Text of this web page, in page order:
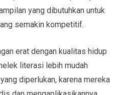
yang dibutuhkan untuk
semakin kompetitif.
erat dengan kualitas hidup
literasi lebih mudah
diperlukan, karena mereka